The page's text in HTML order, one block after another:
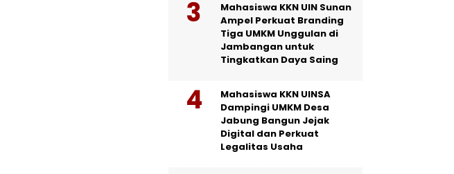
Mahasiswa KKN UIN Sunan
Ampel Perkuat Branding
Tiga UMKM Unggulan di
Jambangan untuk
Tingkatkan Daya Saing
Mahasiswa KKN UINSA
Dampingi UMKM Desa
Jabung Bangun Jejak
Digital dan Perkuat
Legalitas Usaha